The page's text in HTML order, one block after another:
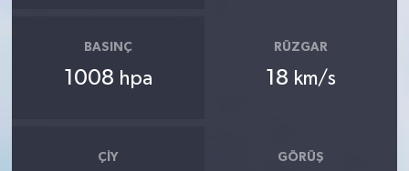
BASINÇ
1008 hpa
RÜZGAR
18 km/s
ÇIY GÖRÜŞ